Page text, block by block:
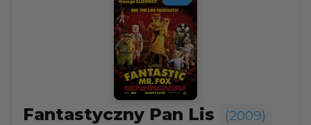
Fantastyczny Pan Lis (2009)